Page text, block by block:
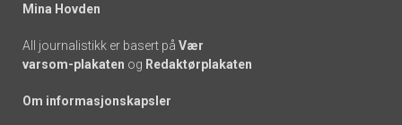
Mina Hovden
All journalistikk er basert på Vær
varsom-plakaten og Redaktørplakaten
Om informasjonskapsler